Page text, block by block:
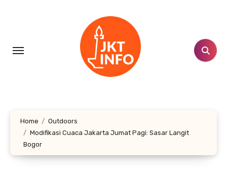
Home
Outdoors
Modifikasi Cuaca Jakarta Jumat Pagi: Sasar Langit
Bogor